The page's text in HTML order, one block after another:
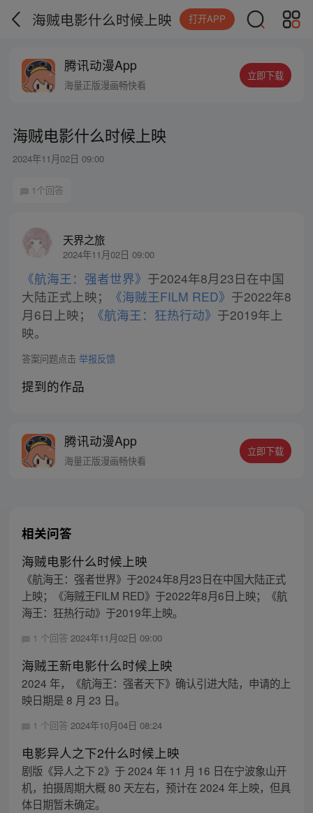
海贼电影什么时候上映 打开APP
腾讯动漫App
海量正版漫画畅快看
立即下载
海贼电影什么时候上映
2024年11月02日 09:00
1个回答
天界之旅
2024年11月02日 09:00
《航海王：强者世界》 于2024年8月23日在中国
大陆正式上映；
《海贼王FILM RED》 于2022年8
月6日上映；
《航海王：狂热行动》 于2019年上
映。
答案问题点击 举报反馈
提到的作品
腾讯动漫App
海量正版漫画畅快看
立即下载
相关问答
海贼电影什么时候上映
《航海王：强者世界》于2024年8月23日在中国大陆正式
上映；《海贼王FILM RED》于2022年8月6日上映；《航
海王：狂热行动》于2019年上映。
1 个回答 2024年11月02日 09:00
海贼王新电影什么时候上映
2024 年，《航海王：强者天下》确认引进大陆，申请的上
映日期是 8 月 23 日。
1 个回答 2024年10月04日 08:24
电影异人之下2什么时候上映
剧版《异人之下 2》于 2024 年 11 月 16 日在宁波象山开
机，拍摄周期大概 80 天左右，预计在 2024 年上映，但具
体日期暂未确定。